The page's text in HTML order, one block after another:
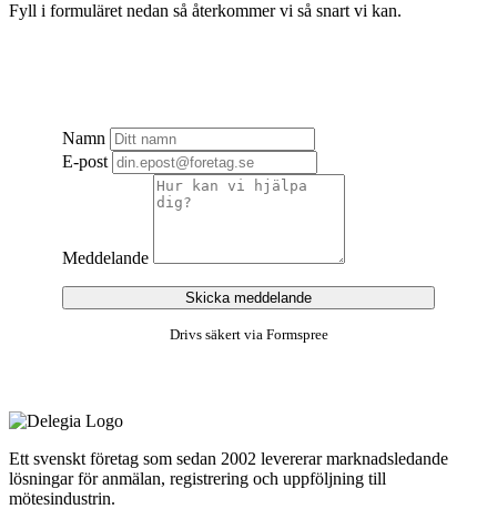
Fyll i formuläret nedan så återkommer vi så snart vi kan.
Namn
E-post
Meddelande
Skicka meddelande
Drivs säkert via Formspree
Ett svenskt företag som sedan 2002 levererar marknadsledande
lösningar för anmälan, registrering och uppföljning till
mötesindustrin.